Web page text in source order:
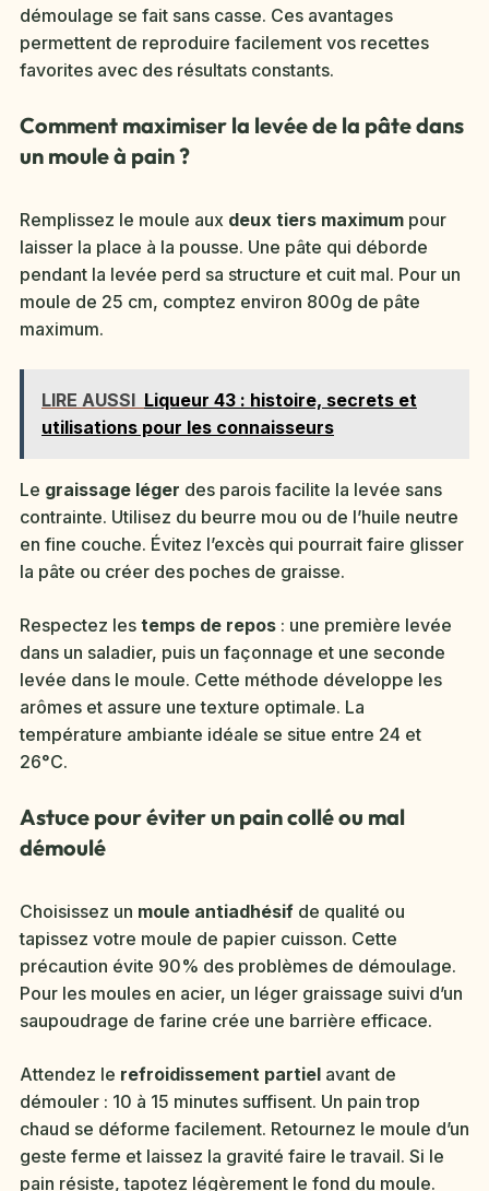
démoulage se fait sans casse. Ces avantages
permettent de reproduire facilement vos recettes
favorites avec des résultats constants.
Comment maximiser la levée de la pâte dans
un moule à pain ?
Remplissez le moule aux deux tiers maximum pour
laisser la place à la pousse. Une pâte qui déborde
pendant la levée perd sa structure et cuit mal. Pour un
moule de 25 cm, comptez environ 800g de pâte
maximum.
LIRE AUSSI Liqueur 43 : histoire, secrets et
utilisations pour les connaisseurs
Le graissage léger des parois facilite la levée sans
contrainte. Utilisez du beurre mou ou de l’huile neutre
en fine couche. Évitez l’excès qui pourrait faire glisser
la pâte ou créer des poches de graisse.
Respectez les temps de repos : une première levée
dans un saladier, puis un façonnage et une seconde
levée dans le moule. Cette méthode développe les
arômes et assure une texture optimale. La
température ambiante idéale se situe entre 24 et
26°C.
Astuce pour éviter un pain collé ou mal
démoulé
Choisissez un moule antiadhésif de qualité ou
tapissez votre moule de papier cuisson. Cette
précaution évite 90% des problèmes de démoulage.
Pour les moules en acier, un léger graissage suivi d’un
saupoudrage de farine crée une barrière efficace.
Attendez le refroidissement partiel avant de
démouler : 10 à 15 minutes suffisent. Un pain trop
chaud se déforme facilement. Retournez le moule d’un
geste ferme et laissez la gravité faire le travail. Si le
pain résiste, tapotez légèrement le fond du moule.